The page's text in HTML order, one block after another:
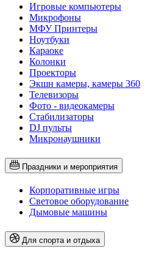
Игровые компьютеры
Микрофоны
МФУ Принтеры
Ноутбуки
Караоке
Колонки
Проекторы
Экшн камеры, камеры 360
Телевизоры
Фото - видеокамеры
Стабилизаторы
DJ пульты
Микронаушники
Праздники и мероприятия
Корпоративные игры
Световое оборудование
Дымовые машины
Для спорта и отдыха